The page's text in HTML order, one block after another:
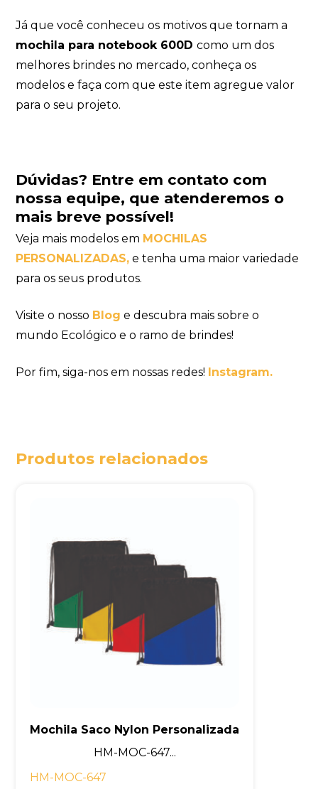
Já que você conheceu os motivos que tornam a
mochila para notebook 600Dcomo um dos
melhores brindes no mercado, conheça os
modelos e faça com que este item agregue valor
para o seu projeto.
Dúvidas? Entre em contato com
nossa equipe, que atenderemos o
mais breve possível!
Veja mais modelos em MOCHILAS
PERSONALIZADAS, e tenha uma maior variedade
para os seus produtos.
Visite o nosso Blog e descubra mais sobre o
mundo Ecológico e o ramo de brindes!
Por fim, siga-nos em nossas redes! Instagram.
Produtos relacionados
Mochila Saco Nylon Personalizada
HM-MOC-647...
HM-MOC-647